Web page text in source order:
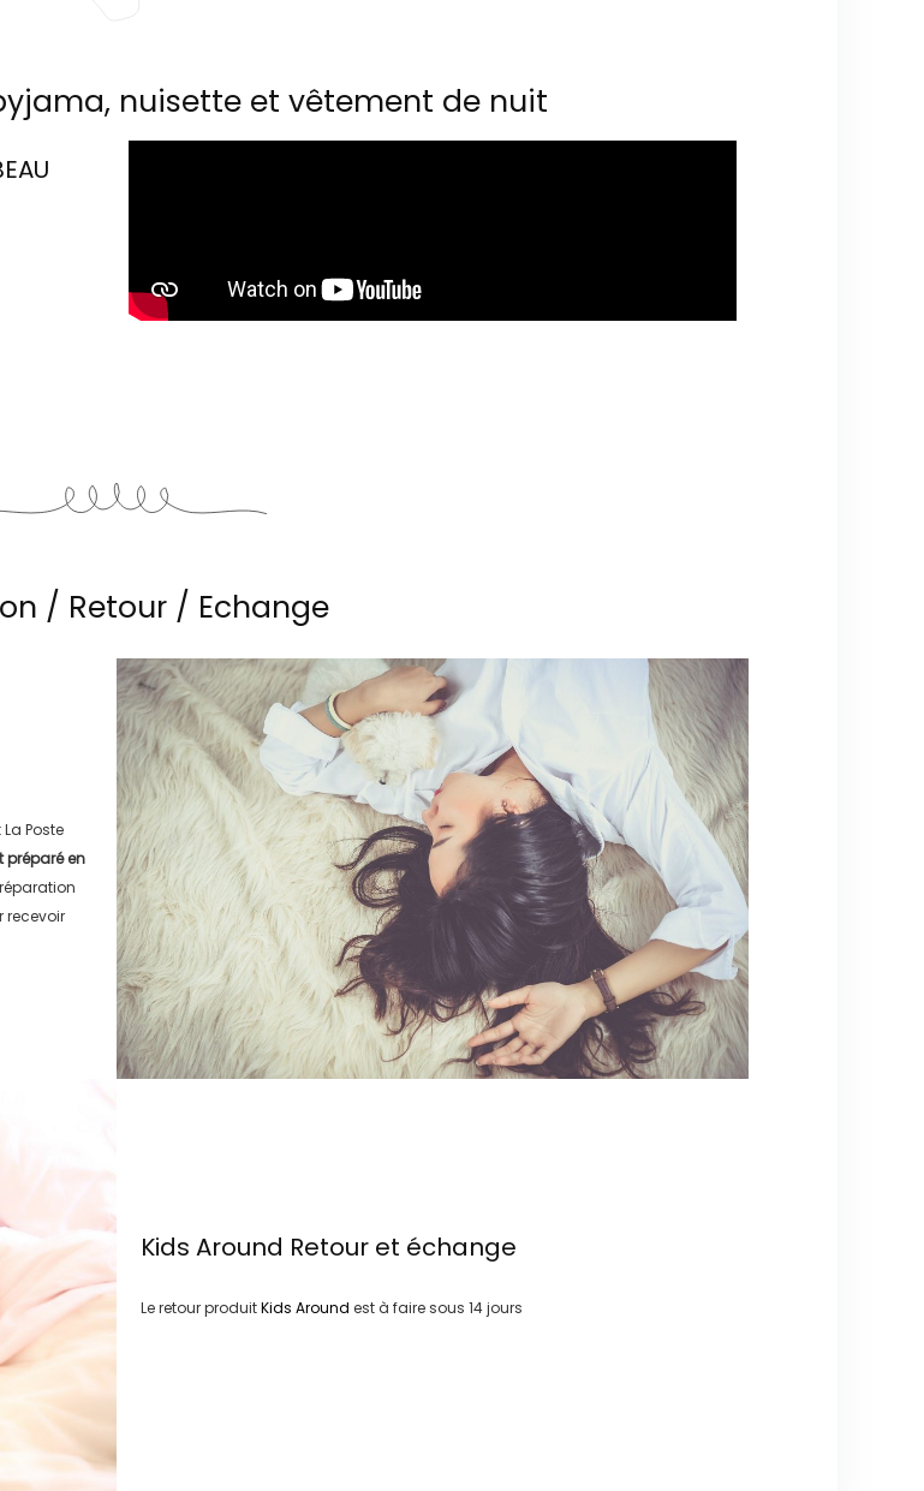
nuisette et vêtement de nuit
/ Retour / Echange
La Poste
préparé en
recevoir
Kids Around Retour et échange
Le retour produitKids Around est à faire sous 14 jours